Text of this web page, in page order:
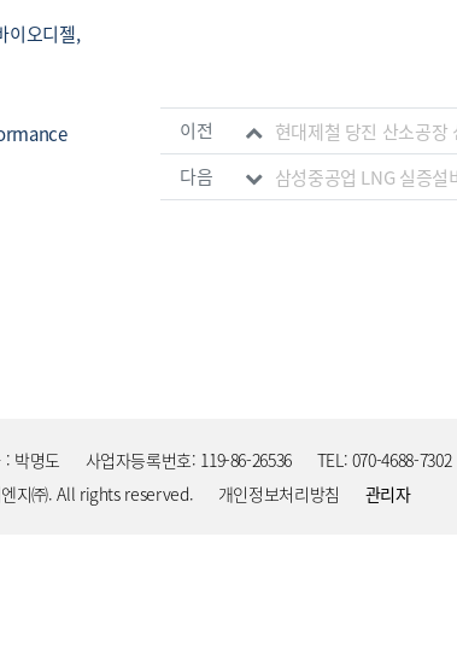
이오디젤,
관련자료
이전 현대제철 당진 산소공장
다음 삼성중공업 LNG 실증설
: 박명도 사업자등록번호: 119-86-26536 TEL: 070-4688-7302
지㈜. All rights reserved.
개인정보처리방침 관리자